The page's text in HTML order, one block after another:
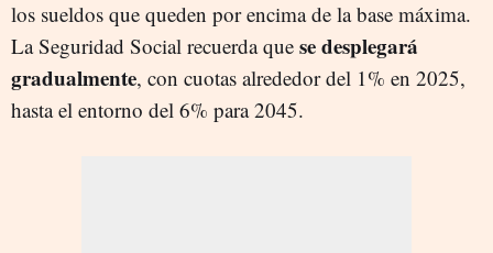
los sueldos que queden por encima de la base máxima.
La Seguridad Social recuerda que se desplegará
gradualmente, con cuotas alrededor del 1% en 2025,
hasta el entorno del 6% para 2045.